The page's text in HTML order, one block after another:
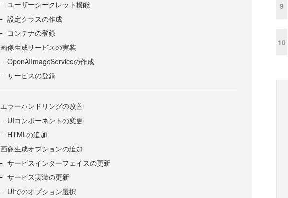
ユーザーシークレット機能
設定クラスの作成
コンテナの登録
画像生成サービスの実装
OpenAIImageServiceの作成
サービスの登録
エラーハンドリングの改善
UIコンポーネントの変更
HTMLの追加
画像生成オプションの追加
サービスインターフェイスの更新
サービス実装の更新
UIでのオプション選択
9
10